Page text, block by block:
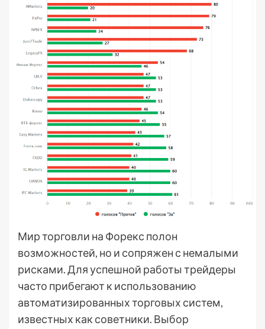
Мир торговли на Форекс полон
возможностей, но и сопряжен с немалыми
рисками. Для успешной работы трейдеры
часто прибегают к использованию
автоматизированных торговых систем,
известных как советники. Выбор